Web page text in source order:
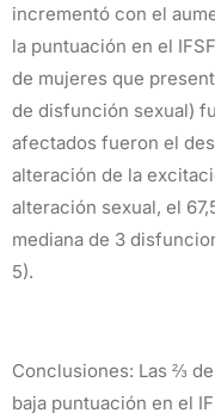
incrementó con el
la puntuación en el
de mujeres que
de disfunción sexual)
afectados fueron el
alteración de la
alteración sexual, el
mediana de 3
5).
Conclusiones: Las ⅔
baja puntuación en el